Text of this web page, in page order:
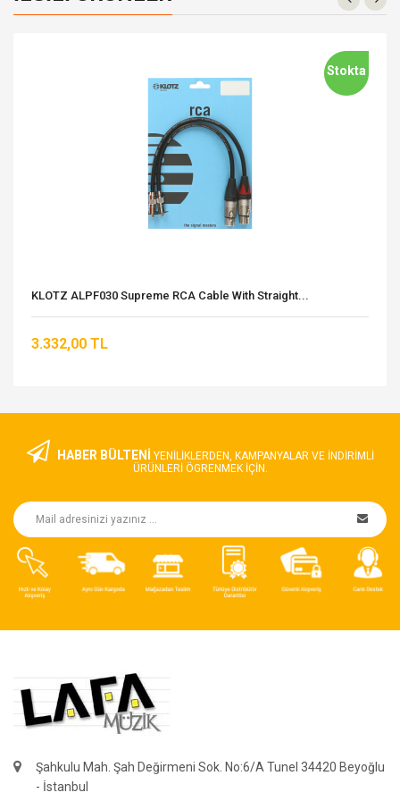
Stokta
KLOTZ ALPF030 Supreme RCA Cable With Straight...
3.332,00 TL
HABER BÜLTENİ YENILIKLERDEN, KAMPANYALAR VE INDIRIMLI
ÜRÜNLERI ÖGRENMEK IÇIN.
Şahkulu Mah. Şah Değirmeni Sok. No:6/A Tunel 34420 Beyoğlu
- İstanbul